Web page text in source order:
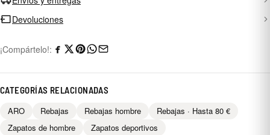
Devoluciones
¡Compártelo!:
CATEGORÍAS RELACIONADAS
ARO Rebajas Rebajas hombre
Rebajas · Hasta 80 €
Zapatos de hombre
Zapatos deportivos